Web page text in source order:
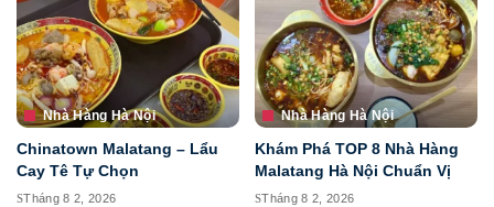
Nhà Hàng Hà Nội
Chinatown Malatang – Lẩu
Cay Tê Tự Chọn
Tháng 8 2, 2026
Nhà Hàng Hà Nội
Khám Phá TOP 8 Nhà Hàng
Malatang Hà Nội Chuẩn Vị
Tháng 8 2, 2026